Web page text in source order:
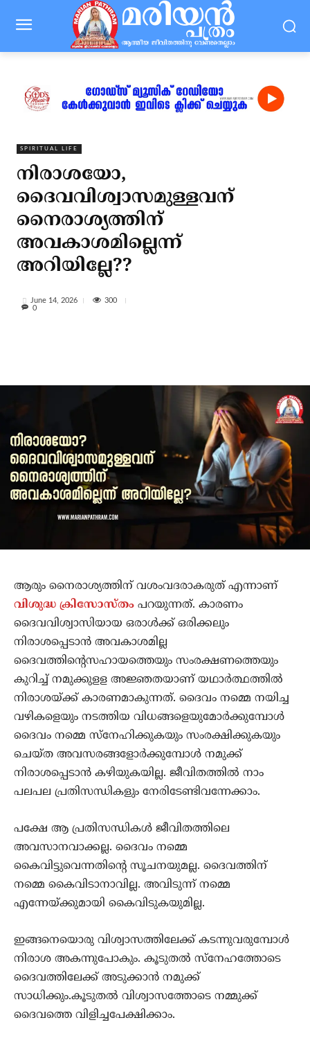
SPIRITUAL LIFE
നിരാശയോ,
ദൈവവിശ്വാസമുള്ളവന്
നൈരാശ്യത്തിന്
അവകാശമില്ലെന്ന്
അറിയില്ലേ??
June 14, 2026
300
0
ആരും നൈരാശ്യത്തിന് വശംവദരാകരുത് എന്നാണ്
വിശുദ്ധ ക്രിസോസ്തം പറയുന്നത്. കാരണം
ദൈവവിശ്വാസിയായ ഒരാള്‍ക്ക് ഒരിക്കലും
നിരാശപ്പെടാന്‍ അവകാശമില്ല
ദൈവത്തിന്റെസഹായത്തെയും സംരക്ഷണത്തെയും
കുറിച്ച് നമുക്കുളള അജ്ഞതയാണ് യഥാര്‍ത്ഥത്തില്‍
നിരാശയ്ക്ക് കാരണമാകുന്നത്. ദൈവം നമ്മെ നയിച്ച
വഴികളെയും നടത്തിയ വിധങ്ങളെയുമോര്‍ക്കുമ്പോള്‍
ദൈവം നമ്മെ സ്‌നേഹിക്കുകയും സംരക്ഷിക്കുകയും
ചെയ്ത അവസരങ്ങളോര്‍ക്കുമ്പോള്‍ നമുക്ക്
നിരാശപ്പെടാന്‍ കഴിയുകയില്ല. ജീവിതത്തില്‍ നാം
പലപല പ്രതിസന്ധികളും നേരിടേണ്ടിവന്നേക്കാം.
പക്ഷേ ആ പ്രതിസന്ധികള്‍ ജീവിതത്തിലെ
അവസാനവാക്കല്ല. ദൈവം നമ്മെ
കൈവിട്ടുവെന്നതിന്റെ സൂചനയുമല്ല. ദൈവത്തിന്
നമ്മെ കൈവിടാനാവില്ല. അവിടുന്ന് നമ്മെ
എന്നേയ്ക്കുമായി കൈവിടുകയുമില്ല.
ഇങ്ങനെയൊരു വിശ്വാസത്തിലേക്ക് കടന്നുവരുമ്പോള്‍
നിരാശ അകന്നുപോകും. കൂടുതല്‍ സ്‌നേഹത്തോടെ
ദൈവത്തിലേക്ക് അടുക്കാന്‍ നമുക്ക്
സാധിക്കും.കൂടുതല്‍ വിശ്വാസത്തോടെ നമ്മുക്ക്
ദൈവത്തെ വിളിച്ചപേക്ഷിക്കാം.